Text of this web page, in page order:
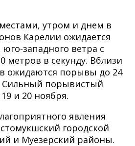
утром и днем в
Карелии ожидается
западного ветра с
метров в секунду. Вблизи
ожидаются порывы до 24
Сильный порывистый
и 20 ноября.
явления
городской
и Муезерский районы.